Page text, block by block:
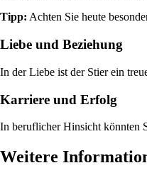
Tipp: Achten Sie heute
Liebe und Beziehung
In der Liebe ist der Stier ein
Karriere und Erfolg
In beruflicher Hinsicht könnten
Weitere